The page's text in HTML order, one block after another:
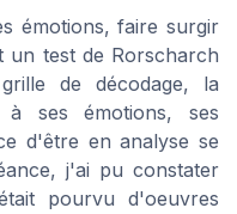
émotions, faire surgir
un test de Rorscharch
de décodage, la
ses émotions, ses
d'être en analyse se
j'ai pu constater
pourvu d'oeuvres